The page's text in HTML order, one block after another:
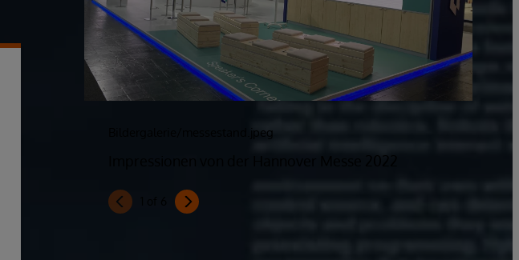
Bildergalerie/messestand.jpeg
Impressionen von der Hannover Messe 2022